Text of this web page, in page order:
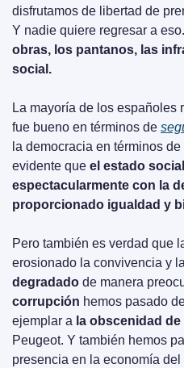
disfrutamos de libertad de
Y nadie quiere regresar a
obras, los pantanos, las
social.
La mayoría de los españoles
fue bueno en términos de
la democracia en términos
evidente que el estado
espectacularmente con la
proporcionado igualdad y
Pero también es verdad que
erosionado la convivencia y la
degradado
corrupción hemos pasado
ejemplar a la obscenidad
Peugeot. Y también hemos
presencia en la economía